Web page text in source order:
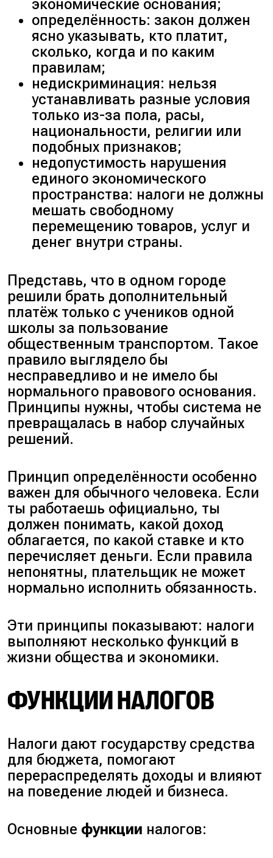
экономические основания;
определённость: закон должен
ясно указывать, кто платит,
сколько, когда и по каким
правилам;
недискриминация: нельзя
устанавливать разные условия
только из-за пола, расы,
национальности, религии или
подобных признаков;
недопустимость нарушения
единого экономического
пространства: налоги не должны
мешать свободному
перемещению товаров, услуг и
денег внутри страны.
Представь, что в одном городе
решили брать дополнительный
платёж только с учеников одной
школы за пользование
общественным транспортом. Такое
правило выглядело бы
несправедливо и не имело бы
нормального правового основания.
Принципы нужны, чтобы система не
превращалась в набор случайных
решений.
Принцип определённости особенно
важен для обычного человека. Если
ты работаешь официально, ты
должен понимать, какой доход
облагается, по какой ставке и кто
перечисляет деньги. Если правила
непонятны, плательщик не может
нормально исполнить обязанность.
Эти принципы показывают: налоги
выполняют несколько функций в
жизни общества и экономики.
ФУНКЦИИ НАЛОГОВ
Налоги дают государству средства
для бюджета, помогают
перераспределять доходы и влияют
на поведение людей и бизнеса.
Основные функции налогов: